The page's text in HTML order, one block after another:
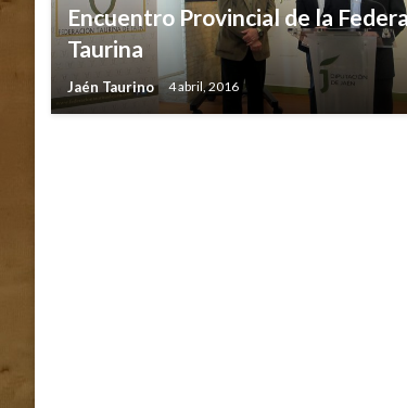
Encuentro Provincial de la
Taurina
Jaén Taurino 4 abril, 2016